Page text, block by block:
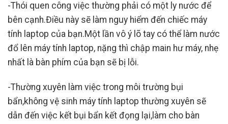
-Thói quen công việc thường phải có một ly nước để
bên cạnh.Điều này sẽ làm nguy hiểm đến chiếc máy
tính laptop của bạn.Một lần vô ý lõ tay có thể làm nước
đổ lên máy tính laptop, nặng thì chập main hư máy, nhẹ
nhất là bàn phím của bạn sẽ bị lỗi.
-Thường xuyên làm việc trong môi trường bụi
bẩn,không vệ sinh máy tính laptop thường xuyên sẽ
dẫn đến việc kết bụi bẩn kết đọng lại,làm cho bàn